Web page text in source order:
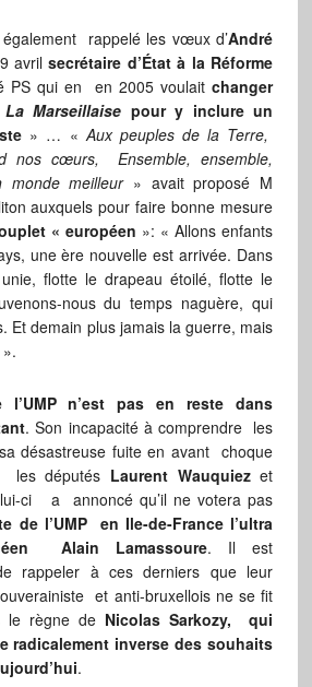
rappelé les vœux d’André
avrilsecrétaire d’État à la Réforme
PS qui en en 2005 voulaitchanger
La Marseillaise pour y inclure un
» … «Aux peuples de la Terre,
nos cœurs, Ensemble, ensemble,
monde meilleur» avait proposé M
auxquels pour faire bonne mesure
« européen »: « Allons enfants
une ère nouvelle est arrivée. Dans
flotte le drapeau étoilé, flotte le
nous du temps naguère, qui
Et demain plus jamais la guerre, mais
n’est pas en reste dans
. Son incapacité à comprendre les
désastreuse fuite en avant choque
les députés Laurent Wauquiezet
ci a annoncé qu’il ne votera pas
de l’UMP en Ile-de-France l’ultra
Alain Lamassoure. Il est
rappeler à ces derniers que leur
et anti-bruxellois ne se fit
le règne de Nicolas Sarkozy, qui
radicalement inverse des souhaits
.